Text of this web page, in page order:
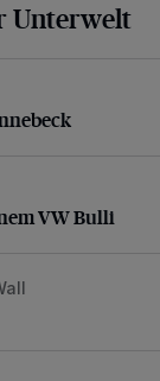
Unterwelt
VW Bulli
VW Bulli